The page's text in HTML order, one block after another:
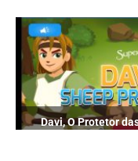
Davi, O Protetor